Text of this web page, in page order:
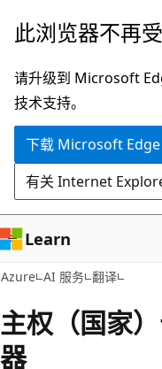
跳
主
要
内
此浏览器不再受
请升级到 Microsoft
技术支持。
下载 Microsoft Edge
有关 Internet
Learn
Azure AI 服务 翻译
主权（国家
器